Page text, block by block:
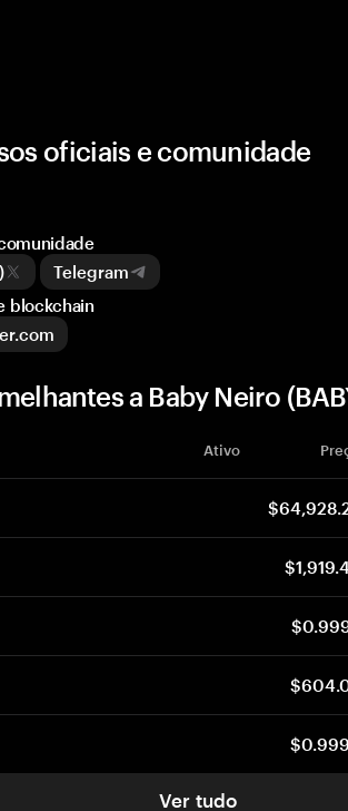
oficiais e comunidade
Telegram
blockchain
a Baby Neiro
Ativo
Ver tudo